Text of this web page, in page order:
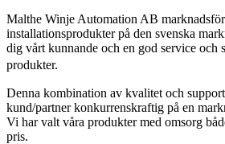
Malthe Winje Automation AB
installationsprodukter på den svenska
dig vårt kunnande och en god service och
produkter.
Denna kombination av kvalitet och
kund/partner konkurrenskraftig på en
Vi har valt våra produkter med omsorg
pris.